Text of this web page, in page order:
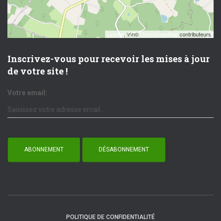
Leaflet, \r\n©OpenStreetMap contributeurs
Inscrivez-vous pour recevoir les mises à jour
de votre site !
Votre email:
POLITIQUE DE CONFIDENTIALITÉ